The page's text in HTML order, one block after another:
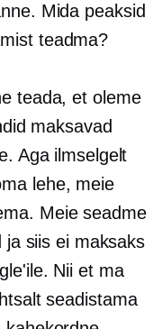
Mida peaksid
teadma?
teada, et oleme
maksavad
Aga ilmselgelt
lehe, meie
Meie seadme
ja siis ei maksaks
Nii et ma
seadistama